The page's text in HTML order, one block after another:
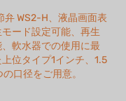
弁 WS2-H、液晶画面表
ード設定可能、再生
軟水器での使用に最
位タイプ1インチ、1.5
口径をご用意。